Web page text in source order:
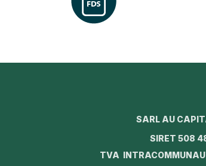
SARL AU
SIRET 508
TVA